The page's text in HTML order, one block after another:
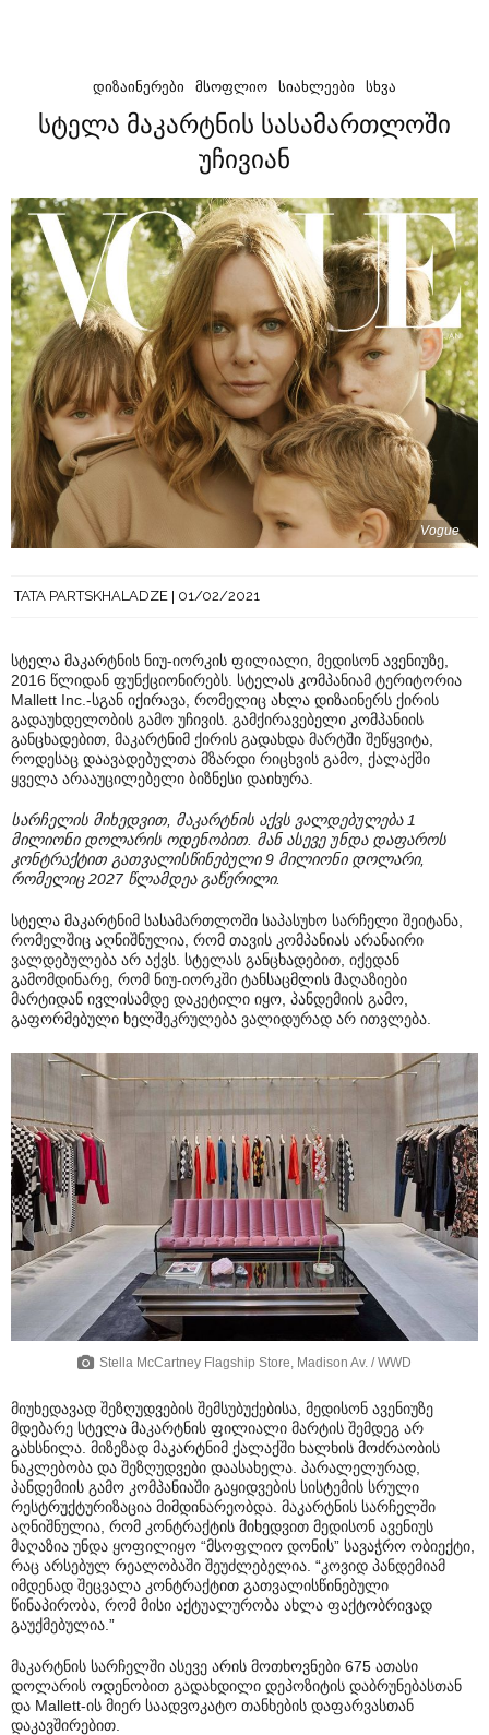
ᲓᲘᲖᲐᲘᲜᲔᲠᲔᲑᲘ ᲛᲡᲝᲤᲚᲘᲝ ᲡᲘᲐᲮᲚᲔᲔᲑᲘ ᲡᲮᲕᲐ
სტელა მაკარტნის სასამართლოში
უჩივიან
Vogue
TATA PARTSKHALADZE 01/02/2021
სტელა მაკარტნის ნიუ-იორკის ფილიალი, მედისონ ავენიუზე,
2016 წლიდან ფუნქციონირებს. სტელას კომპანიამ ტერიტორია
Mallett Inc.-სგან იქირავა, რომელიც ახლა დიზაინერს ქირის
გადაუხდელობის გამო უჩივის. გამქირავებელი კომპანიის
განცხადებით, მაკარტნიმ ქირის გადახდა მარტში შეწყვიტა,
როდესაც დაავადებულთა მზარდი რიცხვის გამო, ქალაქში
ყველა არააუცილებელი ბიზნესი დაიხურა.
სარჩელის მიხედვით, მაკარტნის აქვს ვალდებულება 1
მილიონი დოლარის ოდენობით. მან ასევე უნდა დაფაროს
კონტრაქტით გათვალისწინებული 9 მილიონი დოლარი,
რომელიც 2027 წლამდეა გაწერილი.
სტელა მაკარტნიმ სასამართლოში საპასუხო სარჩელი შეიტანა,
რომელშიც აღნიშნულია, რომ თავის კომპანიას არანაირი
ვალდებულება არ აქვს. სტელას განცხადებით, იქედან
გამომდინარე, რომ ნიუ-იორკში ტანსაცმლის მაღაზიები
მარტიდან ივლისამდე დაკეტილი იყო, პანდემიის გამო,
გაფორმებული ხელშეკრულება ვალიდურად არ ითვლება.
Stella McCartney Flagship Store, Madison Av. / WWD
მიუხედავად შეზღუდვების შემსუბუქებისა, მედისონ ავენიუზე
მდებარე სტელა მაკარტნის ფილიალი მარტის შემდეგ არ
გახსნილა. მიზეზად მაკარტნიმ ქალაქში ხალხის მოძრაობის
ნაკლებობა და შეზღუდვები დაასახელა. პარალელურად,
პანდემიის გამო კომპანიაში გაყიდვების სისტემის სრული
რესტრუქტურიზაცია მიმდინარეობდა. მაკარტნის სარჩელში
აღნიშნულია, რომ კონტრაქტის მიხედვით მედისონ ავენიუს
მაღაზია უნდა ყოფილიყო “მსოფლიო დონის” სავაჭრო ობიექტი,
რაც არსებულ რეალობაში შეუძლებელია. “კოვიდ პანდემიამ
იმდენად შეცვალა კონტრაქტით გათვალისწინებული
წინაპირობა, რომ მისი აქტუალურობა ახლა ფაქტობრივად
გაუქმებულია.”
მაკარტნის სარჩელში ასევე არის მოთხოვნები 675 ათასი
დოლარის ოდენობით გადახდილი დეპოზიტის დაბრუნებასთან
და Mallett-ის მიერ საადვოკატო თანხების დაფარვასთან
დაკავშირებით.